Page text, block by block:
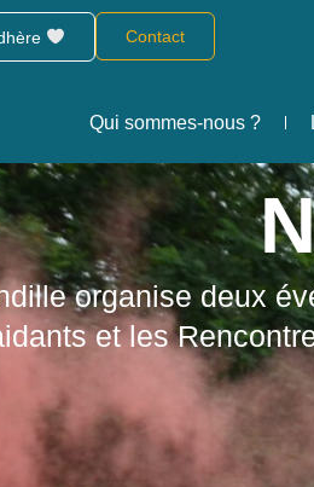
Contact
Qui sommes-nous ?
organise deux
et les